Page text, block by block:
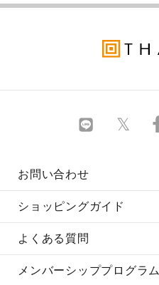
お問い合わせ
ショッピングガイド
よくある質問
メンバーシッププログラム